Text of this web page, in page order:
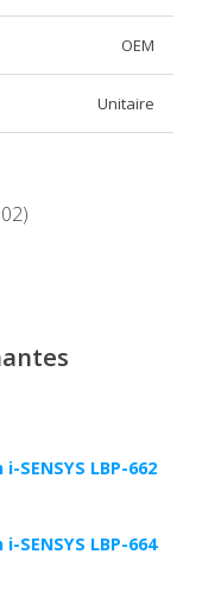
OEM
Unitaire
i-SENSYS LBP-662
i-SENSYS LBP-664